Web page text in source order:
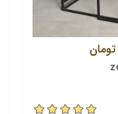
تومان